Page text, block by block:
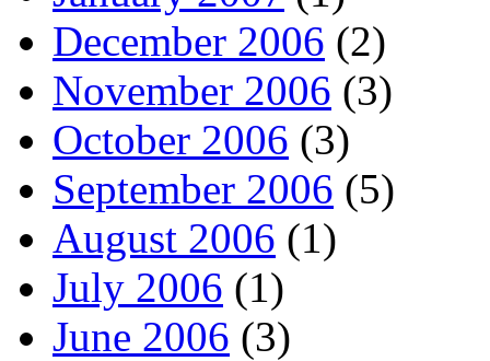
December 2006 (2)
November 2006 (3)
October 2006 (3)
September 2006 (5)
August 2006 (1)
July 2006 (1)
June 2006 (3)